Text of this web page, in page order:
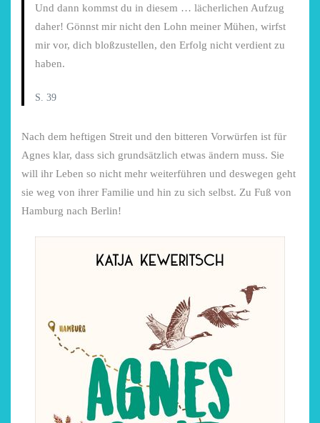
Niederrhein
2. Mai 2026
Garnier
Und dann kommst du in diesem … lächerlichen Aufzug
daher! Gönnst mir nicht den Lohn meiner Mühen, wirfst
mir vor, dich bloßzustellen, den Erfolg nicht verdient zu
haben.
S. 39
Nach dem heftigen Streit und den bitteren Vorwürfen ist für
Agnes klar, dass sich grundsätzlich etwas ändern muss. Sie
will ihr Leben so nicht mehr weiterführen und deswegen geht
sie weg von ihrer Familie und hin zu sich selbst. Zu Fuß von
Hamburg nach Berlin!